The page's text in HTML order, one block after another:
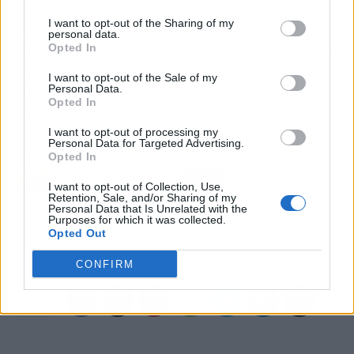
I want to opt-out of the Sharing of my
personal data.
Opted In
I want to opt-out of the Sale of my
Personal Data.
Opted In
I want to opt-out of processing my
Personal Data for Targeted Advertising.
Opted In
I want to opt-out of Collection, Use,
Retention, Sale, and/or Sharing of my
Personal Data that Is Unrelated with the
Purposes for which it was collected.
Opted Out
CONFIRM
Precio:No hay descuentos ni promociones
asociadas a este cambio.
sábado 16 de mayo de 2026.Cómo consultar:
Web oficial de Mercadona, apartado 'Horarios
de tiendas', introduciendo tu código postal.
Artículo anterior
españoles vivió en una
iglesia por no creer que
la guerra ya había
devastada tras las
críticas: podría cancelar